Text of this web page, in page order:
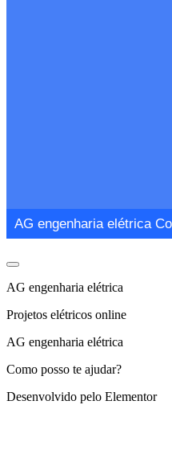
AG engenharia elétrica
AG engenharia elétrica
Projetos elétricos online
AG engenharia elétrica
Como posso te ajudar?
Desenvolvido pelo Elementor